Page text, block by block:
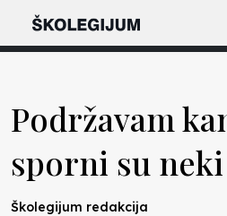
Podržavam
sporni su
Školegijum redakcija